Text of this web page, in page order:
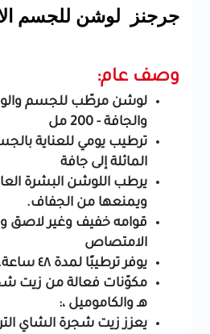
جرجنز لوشن للجسم الاصلي
وصف عام:
لوشن مرطّب للجسم
والجافة - 200 مل
ترطيب يومي للعناية
المائلة إلى جافة
يرطب اللوشن البشرة
ويمنعها من الجفاف.
قوامه خفيف وغير لاصق
الامتصاص
يوفر ترطيبًا لمدة ٤٨ ساعة.
مكوّنات فعالة من زيت
هـ والكاموميل ،:
يعزز زيت شجرة الشاي